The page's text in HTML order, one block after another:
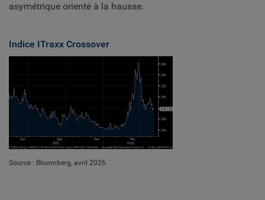
asymétrique orienté à la hausse.
Indice ITraxx Crossover
Source : Bloomberg, avril 2026